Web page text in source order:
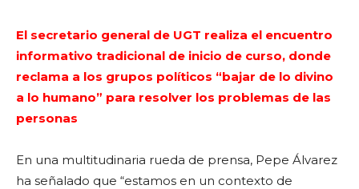
El secretario general de UGT realiza el encuentro
informativo tradicional de inicio de curso, donde
reclama a los grupos políticos “bajar de lo divino
a lo humano” para resolver los problemas de las
personas
En una multitudinaria rueda de prensa, Pepe Álvarez
ha señalado que “estamos en un contexto de